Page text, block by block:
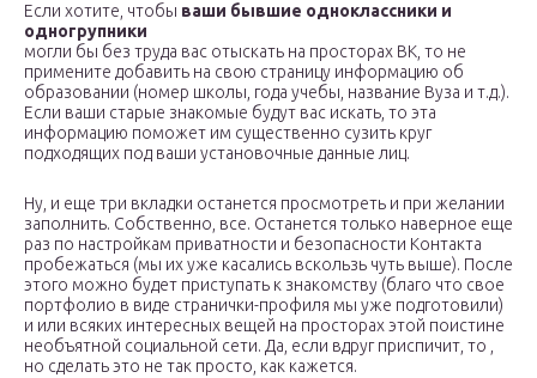
Если хотите, чтобы ваши бывшие одноклассники и
одногрупники
могли бы без труда вас отыскать на просторах ВК, то не
примените добавить на свою страницу информацию об
образовании (номер школы, года учебы, название Вуза и т.д.).
Если ваши старые знакомые будут вас искать, то эта
информацию поможет им существенно сузить круг
подходящих под ваши установочные данные лиц.
Ну, и еще три вкладки останется просмотреть и при желании
заполнить. Собственно, все. Останется только наверное еще
раз по настройкам приватности и безопасности Контакта
пробежаться (мы их уже касались вскользь чуть выше). После
этого можно будет приступать к знакомству (благо что свое
портфолио в виде странички-профиля мы уже подготовили)
и или всяких интересных вещей на просторах этой поистине
необъятной социальной сети. Да, если вдруг приспичит, то ,
но сделать это не так просто, как кажется.